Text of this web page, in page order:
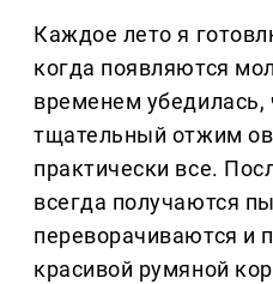
Каждое лето я
когда появляются
временем убедилась,
тщательный отжим
практически все.
всегда получаются
переворачиваются и
красивой румяной